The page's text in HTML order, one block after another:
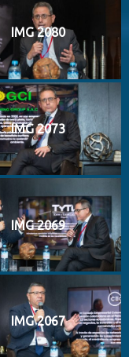
IMG 2080
IMG 2073
IMG 2069
IMG 2067